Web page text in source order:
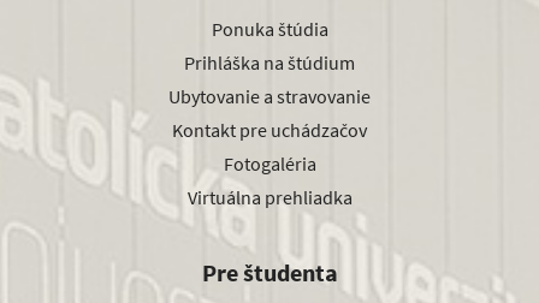
Ponuka štúdia
Prihláška na štúdium
Ubytovanie a stravovanie
Kontakt pre uchádzačov
Fotogaléria
Virtuálna prehliadka
Pre študenta